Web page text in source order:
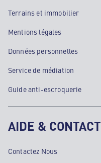
Terrains et immobilier
Mentions légales
Données personnelles
Service de médiation
Guide anti-escroquerie
AIDE & CONTACT
Contactez Nous